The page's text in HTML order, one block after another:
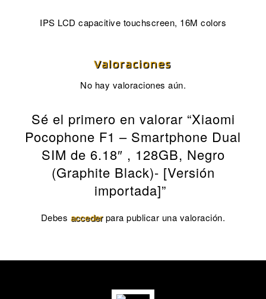
IPS LCD capacitive touchscreen, 16M colors
Valoraciones
No hay valoraciones aún.
Sé el primero en valorar “Xiaomi
Pocophone F1 – Smartphone Dual
SIM de 6.18″ , 128GB, Negro
(Graphite Black)- [Versión
importada]”
Debes accederpara publicar una valoración.